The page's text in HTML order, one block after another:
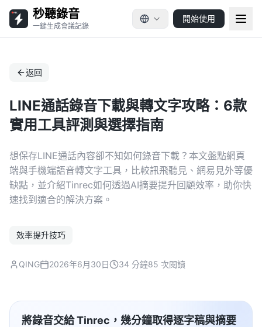
秒聽錄音
一鍵生成會議記錄
開始使用
返回
LINE通話錄音下載與轉文字攻略：6款
實用工具評測與選擇指南
想保存LINE通話內容卻不知如何錄音下載？本文盤點網頁
端與手機端語音轉文字工具，比較訊飛聽見、網易見外等優
缺點，並介紹Tinrec如何透過AI摘要提升回顧效率，助你快
速找到適合的解決方案。
效率提升技巧
QING 2026年6月30日 34 分鐘85 次閱讀
將錄音交給 Tinrec，幾分鐘取得逐字稿與摘要